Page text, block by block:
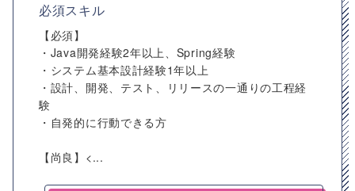
必須スキル
【必須】
・Java開発経験2年以上、Spring経験
・システム基本設計経験1年以上
・設計、開発、テスト、リリースの一通りの工程経
験
・自発的に行動できる方
【尚良】<...